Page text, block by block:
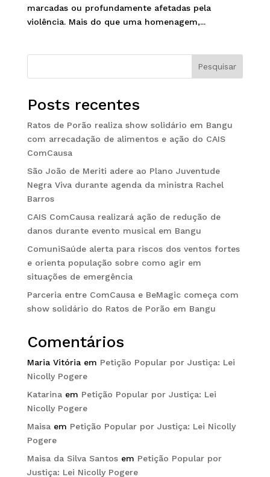
marcadas ou profundamente afetadas pela
violência. Mais do que uma homenagem,...
Pesquisar
Posts recentes
Ratos de Porão realiza show solidário em Bangu
com arrecadação de alimentos e ação do CAIS
ComCausa
São João de Meriti adere ao Plano Juventude
Negra Viva durante agenda da ministra Rachel
Barros
CAIS ComCausa realizará ação de redução de
danos durante evento musical em Bangu
ComuniSaúde alerta para riscos dos ventos fortes
e orienta população sobre como agir em
situações de emergência
Parceria entre ComCausa e BeMagic começa com
show solidário do Ratos de Porão em Bangu
Comentários
Maria Vitóriaem Petição Popular por Justiça: Lei
Nicolly Pogere
Katarinaem Petição Popular por Justiça: Lei
Nicolly Pogere
Maisaem Petição Popular por Justiça: Lei Nicolly
Pogere
Maisa da Silva Santosem Petição Popular por
Justiça: Lei Nicolly Pogere